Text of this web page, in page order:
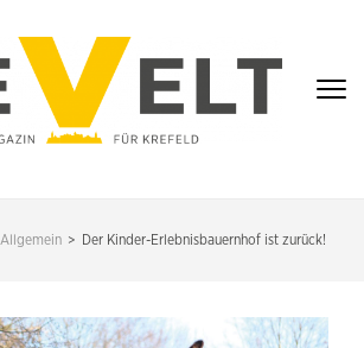
KREFELD
Allgemein > Der Kinder-Erlebnisbauernhof ist zurück!